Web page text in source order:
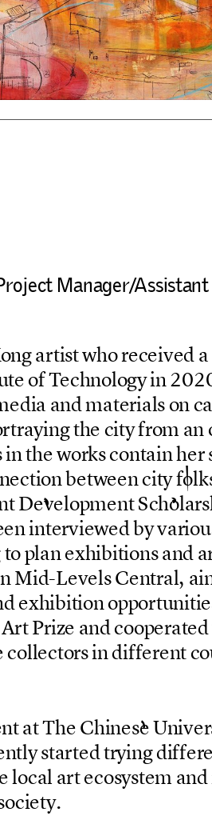
Manager/
ongartistwhoreceiveda
teofTechnologyin202
edia andmaterialsonc
rtrayingthecityfrom an
intheworkscontainher
ectionbetweencityfolk
tDevelopmentScholars
eninterviewedbyvariou
toplanexhibitionsanda
nMid-LevelsCentral, ai
dexhibitionopportunitie
ArtPrize andcooperated
collectorsindifferentco
ntatTheChineseUniver
ntlystartedtryingdiffer
elocalartecosystem and
ociety.